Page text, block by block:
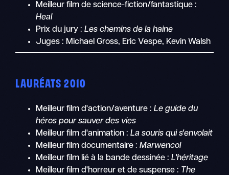
Meilleur film de science-fiction/fantastique :
Heal
Prix du jury :Les chemins de la haine
Juges : Michael Gross, Eric Vespe, Kevin Walsh
LAURÉATS 2010
Meilleur film d'action/aventure :Le guide du
héros pour sauver des vies
Meilleur film d'animation :La souris qui s'envolait
Meilleur film documentaire :Marwencol
Meilleur film lié à la bande dessinée :L'héritage
Meilleur film d'horreur et de suspense : The